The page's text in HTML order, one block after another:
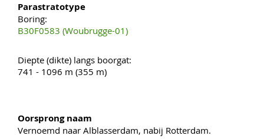
Parastratotype
Boring:
B30F0583 (Woubrugge-01)
Diepte (dikte) langs boorgat:
741 - 1096 m (355 m)
Oorsprong naam
Vernoemd naar Alblasserdam, nabij Rotterdam.